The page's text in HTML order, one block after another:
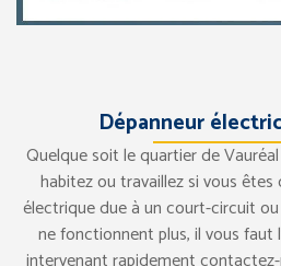
Dépanneur
Quelque soit le quartier de
habitez ou travaillez si vous
électrique due à un court-circuit
ne fonctionnent plus, il vous faut